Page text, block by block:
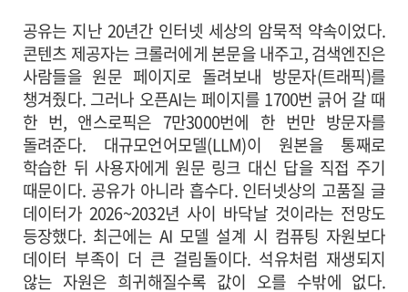
공유는 지난 20년간 인터넷 세상의 암묵적 약속이었다.
콘텐츠 제공자는 크롤러에게 본문을 내주고, 검색엔진은
사람들을 원문 페이지로 돌려보내 방문자(트래픽)를
챙겨줬다. 그러나 오픈AI는 페이지를 1700번 긁어 갈 때
한 번, 앤스로픽은 7만3000번에 한 번만 방문자를
돌려준다. 대규모언어모델(LLM)이 원본을 통째로
학습한 뒤 사용자에게 원문 링크 대신 답을 직접 주기
때문이다. 공유가 아니라 흡수다. 인터넷상의 고품질 글
데이터가 2026~2032년 사이 바닥날 것이라는 전망도
등장했다. 최근에는 AI 모델 설계 시 컴퓨팅 자원보다
데이터 부족이 더 큰 걸림돌이다. 석유처럼 재생되지
않는 자원은 희귀해질수록 값이 오를 수밖에 없다.